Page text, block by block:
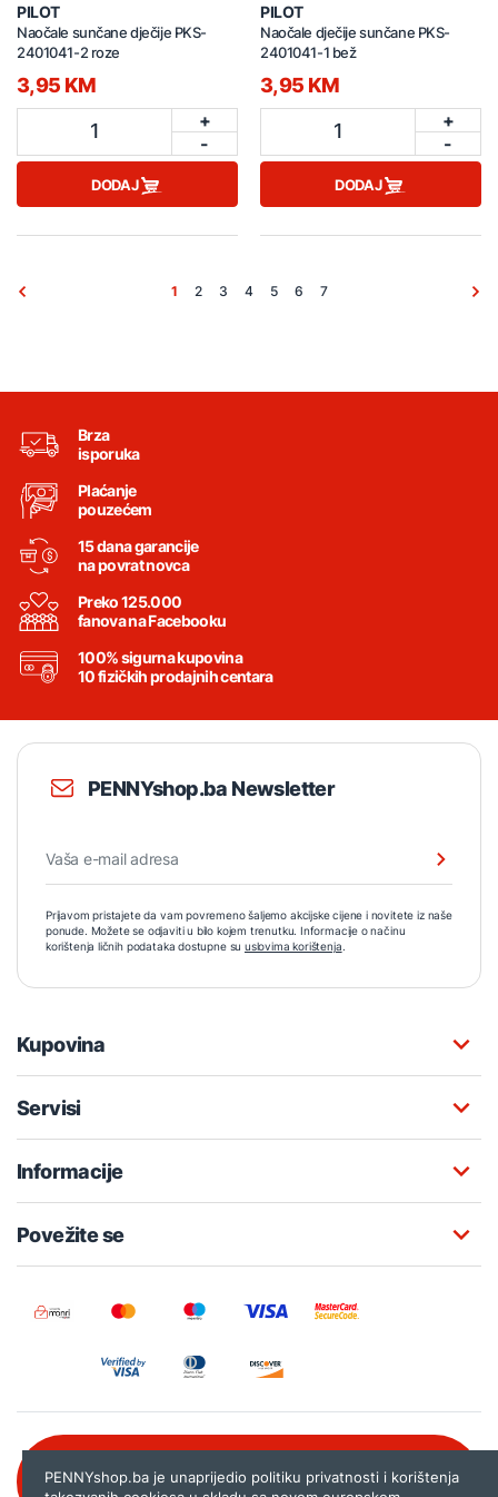
PILOT
Naočale sunčane dječije PKS-
2401041-2 roze
3,95 KM
1
+
-
DODAJ
PILOT
Naočale dječije sunčane PKS-
2401041-1 bež
3,95 KM
1
+
-
DODAJ
1 2 3 4 5 6 7
Brza
isporuka
Plaćanje
pouzećem
15 dana garancije
na povrat novca
Preko 125.000
fanova na Facebooku
100% sigurna kupovina
10 fizičkih prodajnih centara
PENNYshop.ba Newsletter
Prijavom pristajete da vam povremeno šaljemo akcijske cijene i novitete iz naše
ponude. Možete se odjaviti u bilo kojem trenutku. Informacije o načinu
korištenja ličnih podataka dostupne su uslovima korištenja.
Kupovina
Servisi
Informacije
Povežite se
PENNYshop.ba je unaprijedio politiku privatnosti i korištenja